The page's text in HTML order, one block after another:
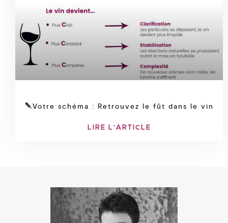
Votre schéma : Retrouvez le fût dans le vin
LIRE L'ARTICLE